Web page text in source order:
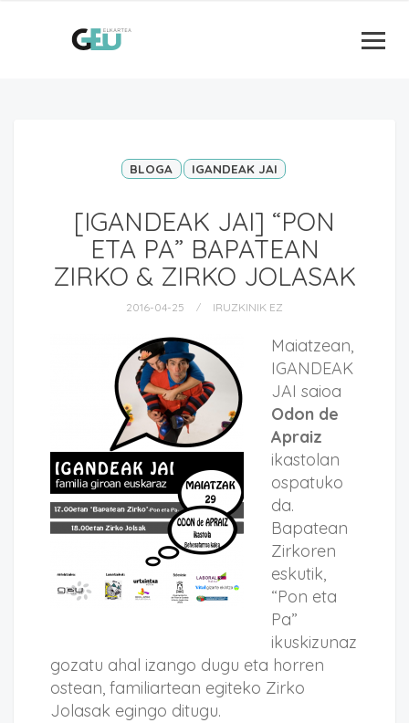
BLOGA IGANDEAK JAI
[IGANDEAK JAI] “PON
ETA PA” BAPATEAN
ZIRKO & ZIRKO JOLASAK
2016-04-25 IRUZKINIK EZ
Maiatzean,
IGANDEAK
JAI saioa
Odon de
Apraiz
ikastolan
ospatuko
da.
Bapatean
Zirkoren
eskutik,
“Pon eta
Pa”
ikuskizunaz
gozatu ahal izango dugu eta horren
ostean, familiartean egiteko Zirko
Jolasak egingo ditugu.